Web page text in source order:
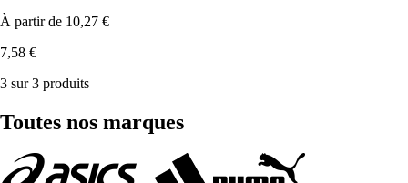
À partir de 10,27 €
7,58 €
3 sur 3 produits
Toutes nos marques